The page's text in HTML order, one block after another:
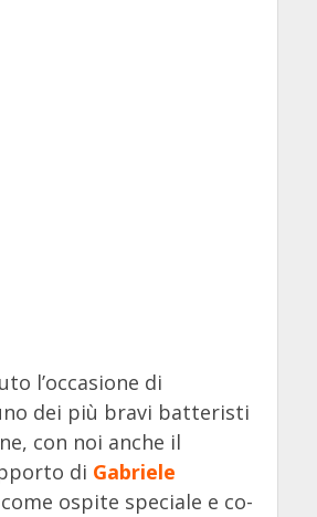
l’occasione di
dei più bravi batteristi
con noi anche il
di Gabriele
come ospite speciale e co-